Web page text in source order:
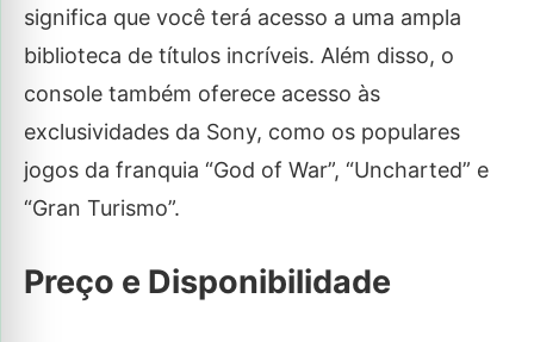
significa que você terá acesso a uma ampla
biblioteca de títulos incríveis. Além disso, o
console também oferece acesso às
exclusividades da Sony, como os populares
jogos da franquia “God of War”, “Uncharted” e
“Gran Turismo”.
Preço e Disponibilidade